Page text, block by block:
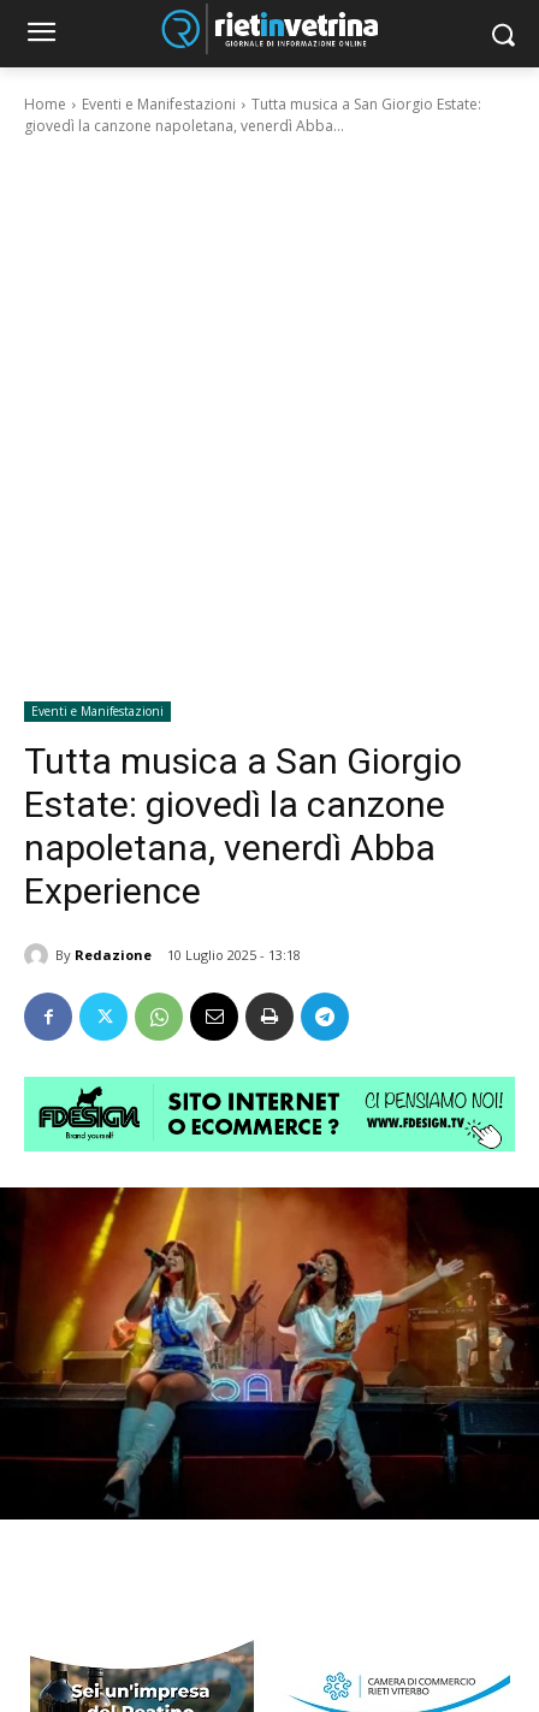
Home Eventi e Manifestazioni
Tutta musica a San Giorgio Estate:
giovedì la canzone napoletana, venerdì Abba...
Eventi e Manifestazioni
Tutta musica a San Giorgio
Estate: giovedì la canzone
napoletana, venerdì Abba
Experience
By Redazione 10 Luglio 2025 - 13:18